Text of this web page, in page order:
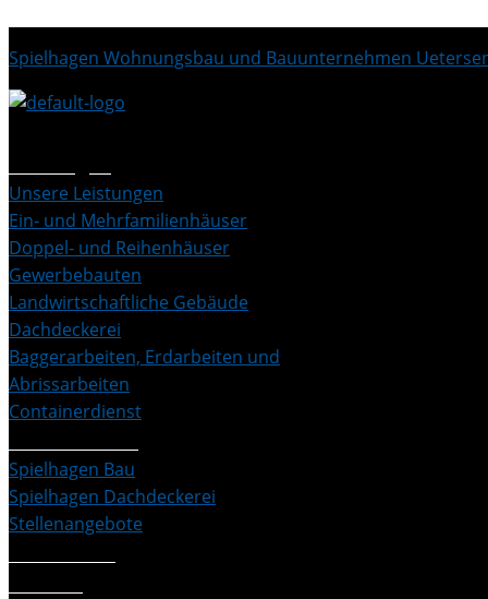
Spielhagen Wohnungsbau und Bauunternehmen
Unsere Leistungen
Ein- und Mehrfamilienhäuser
Doppel- und Reihenhäuser
Gewerbebauten
Landwirtschaftliche Gebäude
Dachdeckerei
Baggerarbeiten, Erdarbeiten und
Abrissarbeiten
Containerdienst
Spielhagen Bau
Spielhagen Dachdeckerei
Stellenangebote
Doppelhaus